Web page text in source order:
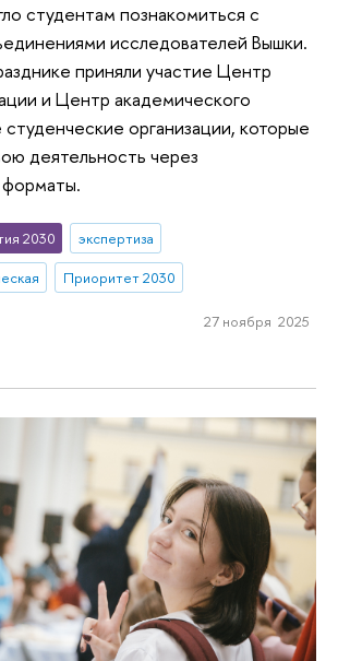
студентам познакомиться с
исследователей Вышки.
приняли участие Центр
и Центр академического
организации, которые
деятельность через
2030
экспертиза
Приоритет 2030
27 ноября 2025